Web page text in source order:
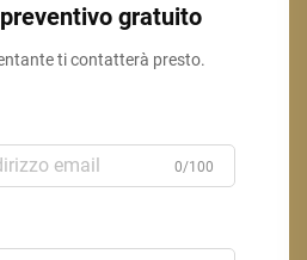
gratuito
ti contatterà presto.
0/100